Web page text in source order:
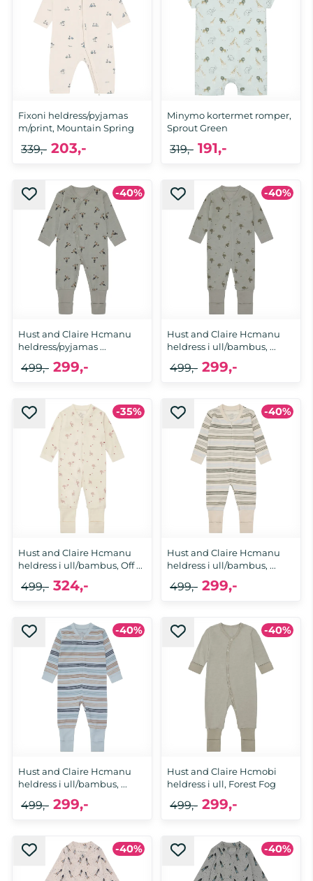
Fixoni heldress/pyjamas
m/print, Mountain Spring
62, 74, 92
203,-
339,-
Minymo kortermet romper,
Sprout Green
68, 74, 80, 86, 92
191,-
319,-
-40%
Hust and Claire Hcmanu
heldress/pyjamas ...
68, 74, 80, 86, 92, 98
299,-
499,-
-40%
Hust and Claire Hcmanu
heldress i ull/bambus, ...
68, 74
299,-
499,-
-35%
Hust and Claire Hcmanu
heldress i ull/bambus, Off ...
74, 80
324,-
499,-
-40%
Hust and Claire Hcmanu
heldress i ull/bambus, ...
74, 92
299,-
499,-
-40%
Hust and Claire Hcmanu
heldress i ull/bambus, ...
92
299,-
499,-
-40%
Hust and Claire Hcmobi
heldress i ull, Forest Fog
74, 98
299,-
499,-
-40% -40%